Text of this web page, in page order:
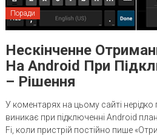
Поради
Нескінченне
На Android При
– Рішення
У коментарях на цьому сайті
виникає при підключенні Android
Fi, коли пристрій постійно пише